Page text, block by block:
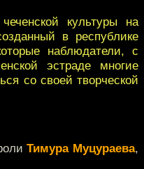
культуры на
в республике
наблюдатели, с
эстраде многие
со своей творческой
Тимура Муцураева,